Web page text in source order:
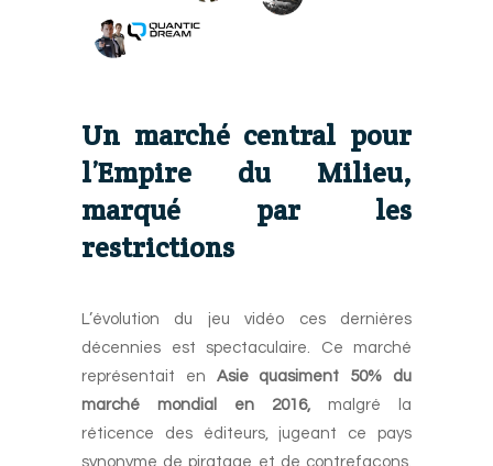
Un marché central pour
l’Empire du Milieu,
marqué par les
restrictions
L’évolution du jeu vidéo ces dernières
décennies est spectaculaire. Ce marché
représentait en Asie quasiment 50% du
marché mondial en 2016, malgré la
réticence des éditeurs, jugeant ce pays
synonyme de piratage et de contrefaçons.